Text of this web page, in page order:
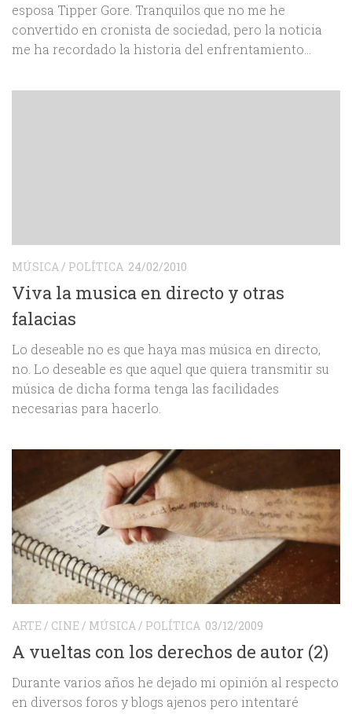
esposa Tipper Gore. Tranquilos que no me he
convertido en cronista de sociedad, pero la noticia
me ha recordado la historia del enfrentamiento...
MÚSICA / POLÍTICA 24/02/2010
Viva la musica en directo y otras
falacias
Lo deseable no es que haya mas música en directo,
no. Lo deseable es que aquel que quiera transmitir su
música de dicha forma tenga las facilidades
necesarias para hacerlo.
ARTE / CINE / MÚSICA / POLÍTICA 03/12/2009
A vueltas con los derechos de autor (2)
Durante varios años he dejado mi opinión al respecto
en diversos foros y blogs ajenos pero intentaré